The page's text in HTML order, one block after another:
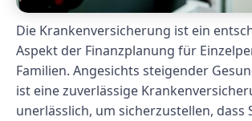
Die Krankenversicherung ist ein
Aspekt der Finanzplanung für
Familien. Angesichts steigender
ist eine zuverlässige
unerlässlich, um sicherzustellen, dass